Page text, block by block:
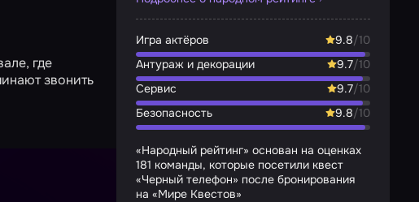
где
звонить
Игра актёров 9.8/10
Антураж и декорации
9.7/10
Сервис
9.7/10
Безопасность
9.8/10
«Народный рейтинг» основан на оценках
181 команды, которые посетили квест
«Черный телефон» после бронирования
на «Мире Квестов»